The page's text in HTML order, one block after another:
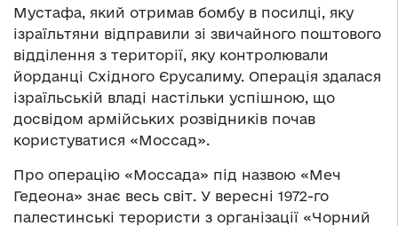
Мустафа, який отримав бомбу в посилці, яку
ізраїльтяни відправили зі звичайного поштового
відділення з території, яку контролювали
йорданці Східного Єрусалиму. Операція здалася
ізраїльській владі настільки успішною, що
досвідом армійських розвідників почав
користуватися «Моссад».
Про операцію «Моссада» під назвою «Меч
Гедеона» знає весь світ. У вересні 1972-го
палестинські терористи з організації «Чорний